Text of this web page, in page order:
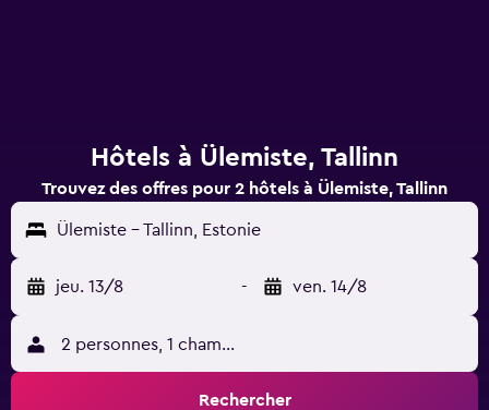
Hôtels à Ülemiste, Tallinn
Trouvez des offres pour 2 hôtels à Ülemiste, Tallinn
Ülemiste - Tallinn, Estonie
jeu. 13/8 - ven. 14/8
2 personnes, 1 chambre
Rechercher